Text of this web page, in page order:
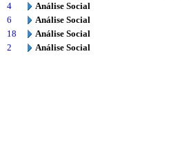
4
Análise Social
6
Análise Social
18
Análise Social
2
Análise Social